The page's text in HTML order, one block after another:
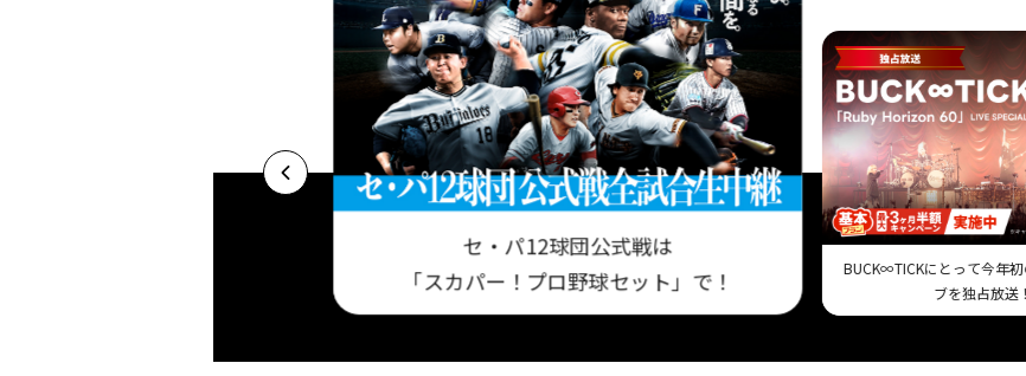
セ・パ12球団公式戦は
「スカパー！プロ野球セット」で！
BUCK∞TICKにとって今年
ブを独占放送！